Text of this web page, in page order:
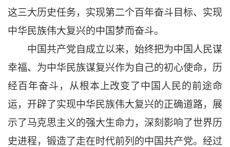
这三大历史任务，实现第二个百年奋斗目标、实现
中华民族伟大复兴的中国梦而奋斗。
中国共产党自成立以来，始终把为中国人民谋
幸福、为中华民族谋复兴作为自己的初心使命，历
经百年奋斗，从根本上改变了中国人民的前途命
运，开辟了实现中华民族伟大复兴的正确道路，展
示了马克思主义的强大生命力，深刻影响了世界历
史进程，锻造了走在时代前列的中国共产党。经过